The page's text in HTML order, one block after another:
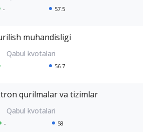
- 57.5
muhandisligi
- 56.7
qurilmalar va tizimlar
- 58